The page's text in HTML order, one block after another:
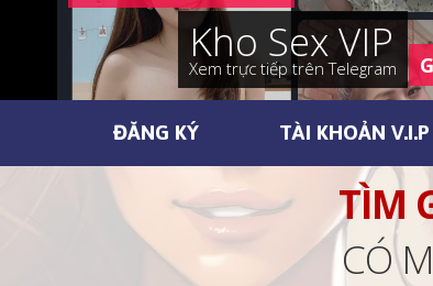
Kho Sex VIP
Xem trực tiếp trên Telegram
ĐĂNG KÝ TÀI KHOẢN V.I.P
TÌM
CÓ